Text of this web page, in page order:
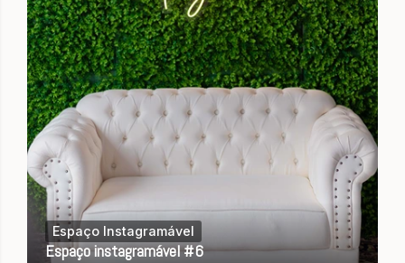
Espaço Instagramável
Espaço instagramável #6